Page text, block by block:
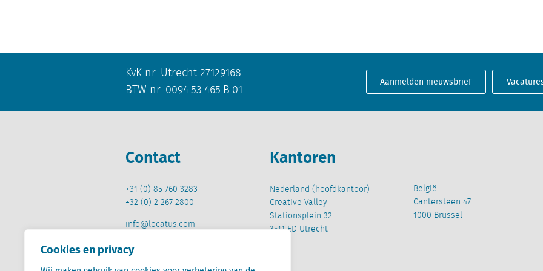
Cookies en privacy
KvK nr. Utrecht 27129168
BTW nr. 0094.53.465.B.01
Aanmelden nieuwsbrief
Contact
+31 (0) 85 760 3283
+32 (0) 2 267 2800
info@locatus.com
Kantoren
Nederland (hoofdkantoor)
Creative Valley
Stationsplein 32
3511 ED Utrecht
België
Cantersteen 47
1000 Brussel